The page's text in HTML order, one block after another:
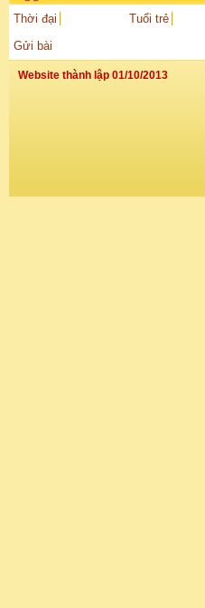
Thời đại
Tuổi trẻ
Gửi bài
Website thành lập 01/10/2013